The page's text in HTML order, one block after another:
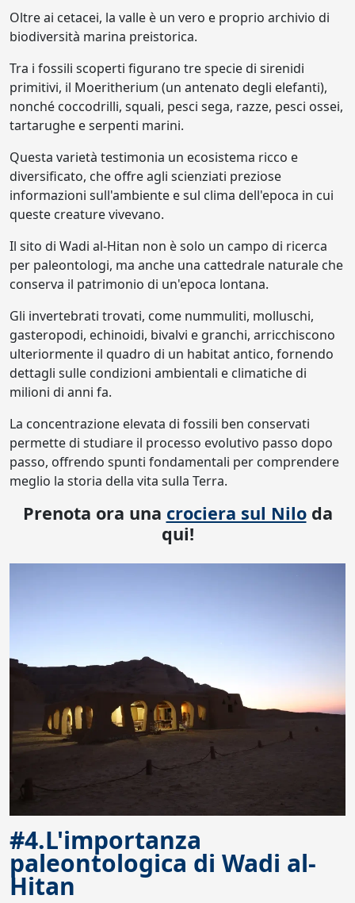
Oltre ai cetacei, la valle è un vero e proprio archivio di
biodiversità marina preistorica.
Tra i fossili scoperti figurano tre specie di sirenidi
primitivi, il Moeritherium (un antenato degli elefanti),
nonché coccodrilli, squali, pesci sega, razze, pesci ossei,
tartarughe e serpenti marini.
Questa varietà testimonia un ecosistema ricco e
diversificato, che offre agli scienziati preziose
informazioni sull'ambiente e sul clima dell'epoca in cui
queste creature vivevano.
Il sito di Wadi al-Hitan non è solo un campo di ricerca
per paleontologi, ma anche una cattedrale naturale che
conserva il patrimonio di un'epoca lontana.
Gli invertebrati trovati, come nummuliti, molluschi,
gasteropodi, echinoidi, bivalvi e granchi, arricchiscono
ulteriormente il quadro di un habitat antico, fornendo
dettagli sulle condizioni ambientali e climatiche di
milioni di anni fa.
La concentrazione elevata di fossili ben conservati
permette di studiare il processo evolutivo passo dopo
passo, offrendo spunti fondamentali per comprendere
meglio la storia della vita sulla Terra.
Prenota ora una crociera sul Niloda
qui!
#4.L'importanza
paleontologica di Wadi al-
Hitan